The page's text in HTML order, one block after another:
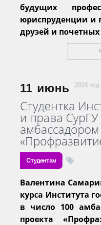
будущих
юриспруденции и
друзей и почетных
11 июнь 2026 год
Студентка
и права СурГУ
амбассадором
Студентам
Валентина
курса Института
в число 100
проекта